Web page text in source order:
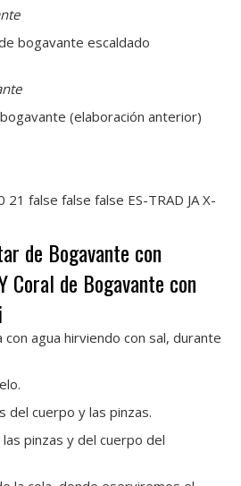
bogavante escaldado
(elaboración anterior)
false false false ES-TRAD JA X-
de Bogavante con
Coral de Bogavante con
agua hirviendo con sal, durante
cuerpo y las pinzas.
pinzas y del cuerpo del